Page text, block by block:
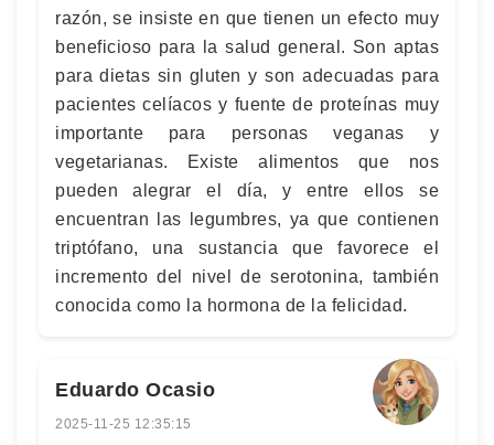
razón, se insiste en que tienen un efecto muy
beneficioso para la salud general. Son aptas
para dietas sin gluten y son adecuadas para
pacientes celíacos y fuente de proteínas muy
importante para personas veganas y
vegetarianas. Existe alimentos que nos
pueden alegrar el día, y entre ellos se
encuentran las legumbres, ya que contienen
triptófano, una sustancia que favorece el
incremento del nivel de serotonina, también
conocida como la hormona de la felicidad.
Eduardo Ocasio
2025-11-25 12:35:15